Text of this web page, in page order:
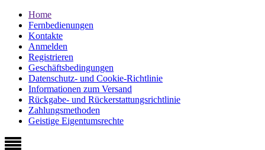
Home
Fernbedienungen
Kontakte
Anmelden
Registrieren
Geschäftsbedingungen
Datenschutz- und Cookie-Richtlinie
Informationen zum Versand
Rückgabe- und Rückerstattungsrichtlinie
Zahlungsmethoden
Geistige Eigentumsrechte